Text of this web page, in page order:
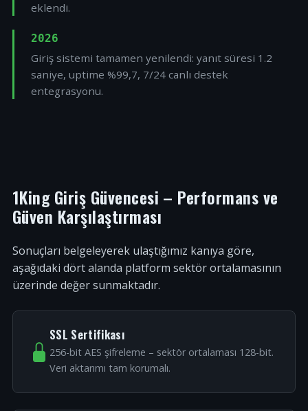
eklendi.
2026
Giriş sistemi tamamen yenilendi: yanıt süresi 1.2
saniye, uptime %99,7, 7/24 canlı destek
entegrasyonu.
1King Giriş Güvencesi – Performans ve
Güven Karşılaştırması
Sonuçları belgeleyerek ulaştığımız kanıya göre,
aşağıdaki dört alanda platform sektör ortalamasının
üzerinde değer sunmaktadır.
SSL Sertifikası
256-bit AES şifreleme – sektör ortalaması 128-bit.
Veri aktarımı tam korumalı.